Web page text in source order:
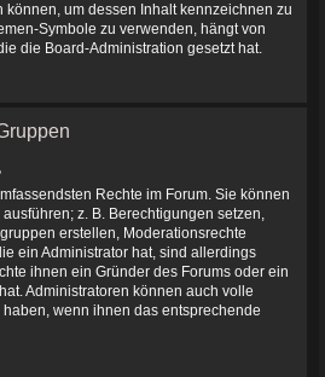
können, um dessen Inhalt kennzeichnen zu
Symbole zu verwenden, hängt von
die Board-Administration gesetzt hat.
Rechte im Forum. Sie können
z. B. Berechtigungen setzen,
erstellen, Moderationsrechte
ein Administrator hat, sind allerdings
ihnen ein Gründer des Forums oder ein
Administratoren können auch volle
wenn ihnen das entsprechende